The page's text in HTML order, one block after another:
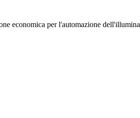
economica per l'automazione